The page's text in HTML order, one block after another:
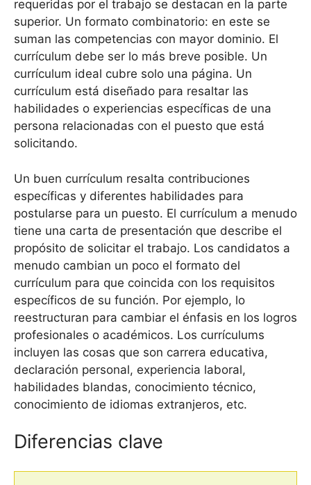
requeridas por el trabajo se destacan en la parte
superior. Un formato combinatorio: en este se
suman las competencias con mayor dominio. El
currículum debe ser lo más breve posible. Un
currículum ideal cubre solo una página. Un
currículum está diseñado para resaltar las
habilidades o experiencias específicas de una
persona relacionadas con el puesto que está
solicitando.
Un buen currículum resalta contribuciones
específicas y diferentes habilidades para
postularse para un puesto. El currículum a menudo
tiene una carta de presentación que describe el
propósito de solicitar el trabajo. Los candidatos a
menudo cambian un poco el formato del
currículum para que coincida con los requisitos
específicos de su función. Por ejemplo, lo
reestructuran para cambiar el énfasis en los logros
profesionales o académicos. Los currículums
incluyen las cosas que son carrera educativa,
declaración personal, experiencia laboral,
habilidades blandas, conocimiento técnico,
conocimiento de idiomas extranjeros, etc.
Diferencias clave